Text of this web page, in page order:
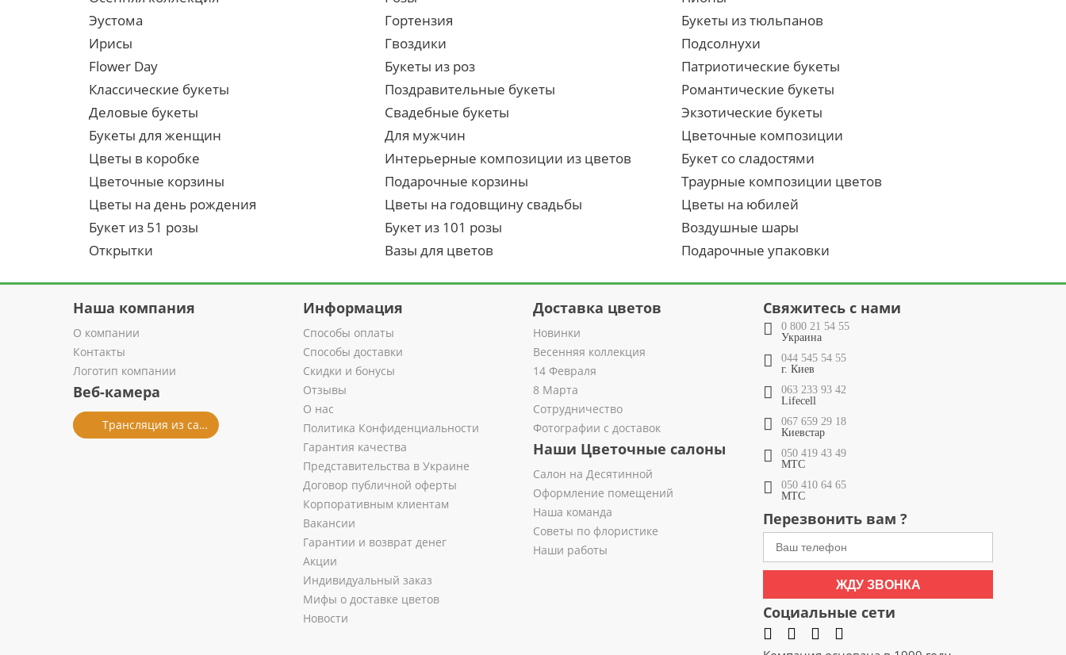
Эустома
Гортензия
Букеты из тюльпанов
Ирисы
Гвоздики
Подсолнухи
Flower Day
Букеты из роз
Патриотические букеты
Классические букеты
Поздравительные букеты
Романтические букеты
Деловые букеты
Свадебные букеты
Экзотические букеты
Букеты для женщин
Для мужчин
Цветочные композиции
Цветы в коробке
Интерьерные композиции из цветов
Букет со сладостями
Цветочные корзины
Подарочные корзины
Траурные композиции цветов
Цветы на день рождения
Цветы на годовщину свадьбы
Цветы на юбилей
Букет из 51 розы
Букет из 101 розы
Воздушные шары
Открытки
Вазы для цветов Подарочные упаковки
Наша компания
О компании
Контакты
Логотип компании
Веб-камера
Трансляция из салона
Информация
Способы оплаты
Способы доставки
Скидки и бонусы
Отзывы
О нас
Политика Конфиденциальности
Гарантия качества
Представительства в Украине
Договор публичной оферты
Корпоративным клиентам
Вакансии
Гарантии и возврат денег
Акции
Индивидуальный заказ
Мифы о доставке цветов
Новости
Доставка цветов
Новинки
Весенняя коллекция
14 Февраля
8 Марта
Сотрудничество
Фотографии с доставок
Наши Цветочные салоны
Салон на Десятинной
Оформление помещений
Наша команда
Советы по флористике
Наши работы
Свяжитесь с нами
0 800 21 54 55
Украина
044 545 54 55
г. Киев
063 233 93 42
Lifecell
067 659 29 18
Киевстар
050 419 43 49
МТС
050 410 64 65
МТС
Перезвонить вам ?
ЖДУ ЗВОНКА
Социальные сети